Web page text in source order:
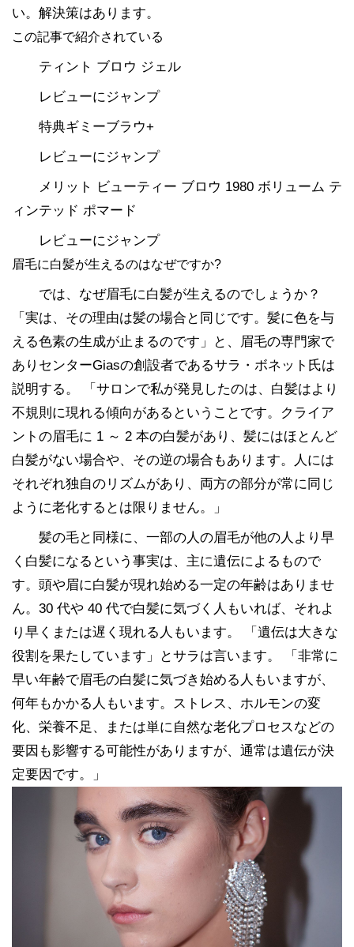
い。解決策はあります。
この記事で紹介されている
ティント ブロウ ジェル
レビューにジャンプ
特典ギミーブラウ+
レビューにジャンプ
メリット ビューティー ブロウ 1980 ボリューム テ
ィンテッド ポマード
レビューにジャンプ
眉毛に白髪が生えるのはなぜですか?
では、なぜ眉毛に白髪が生えるのでしょうか？
「実は、その理由は髪の場合と同じです。髪に色を与
える色素の生成が止まるのです」と、眉毛の専門家で
ありセンターGiasの創設者であるサラ・ボネット氏は
説明する。 「サロンで私が発見したのは、白髪はより
不規則に現れる傾向があるということです。クライア
ントの眉毛に 1 ～ 2 本の白髪があり、髪にはほとんど
白髪がない場合や、その逆の場合もあります。人には
それぞれ独自のリズムがあり、両方の部分が常に同じ
ように老化するとは限りません。」
髪の毛と同様に、一部の人の眉毛が他の人より早
く白髪になるという事実は、主に遺伝によるもので
す。頭や眉に白髪が現れ始める一定の年齢はありませ
ん。30 代や 40 代で白髪に気づく人もいれば、それよ
り早くまたは遅く現れる人もいます。 「遺伝は大きな
役割を果たしています」とサラは言います。 「非常に
早い年齢で眉毛の白髪に気づき始める人もいますが、
何年もかかる人もいます。ストレス、ホルモンの変
化、栄養不足、または単に自然な老化プロセスなどの
要因も影響する可能性がありますが、通常は遺伝が決
定要因です。」